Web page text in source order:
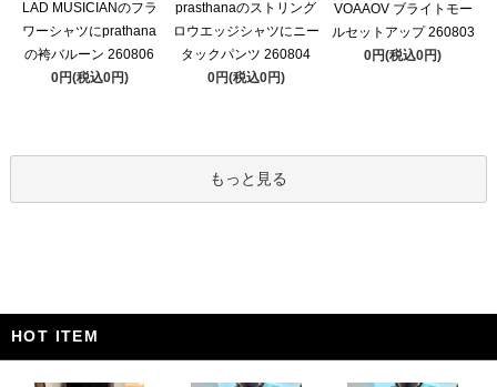
LAD MUSICIANのフラ
ワーシャツにprathana
の袴バルーン 260806
0円(税込0円)
prasthanaのストリング
ロウエッジシャツにニー
タックパンツ 260804
0円(税込0円)
VOAAOV ブライトモー
ルセットアップ 260803
0円(税込0円)
もっと見る
HOT ITEM